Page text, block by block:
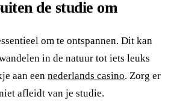
de studie om
om te ontspannen. Dit kan
in de natuur tot iets leuks
aan een nederlands casino. Zorg er
afleidt van je studie.